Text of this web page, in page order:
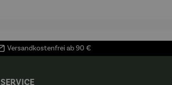
Versandkostenfrei ab 90 €
SERVICE